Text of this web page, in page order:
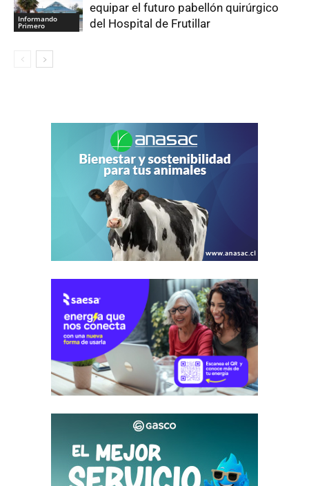
Informando
Primero
equipar el futuro pabellón quirúrgico
del Hospital de Frutillar